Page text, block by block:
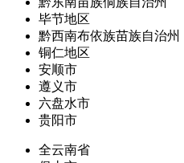
毕节地区
黔西南布依族苗族自治州
铜仁地区
安顺市
遵义市
六盘水市
贵阳市
全云南省